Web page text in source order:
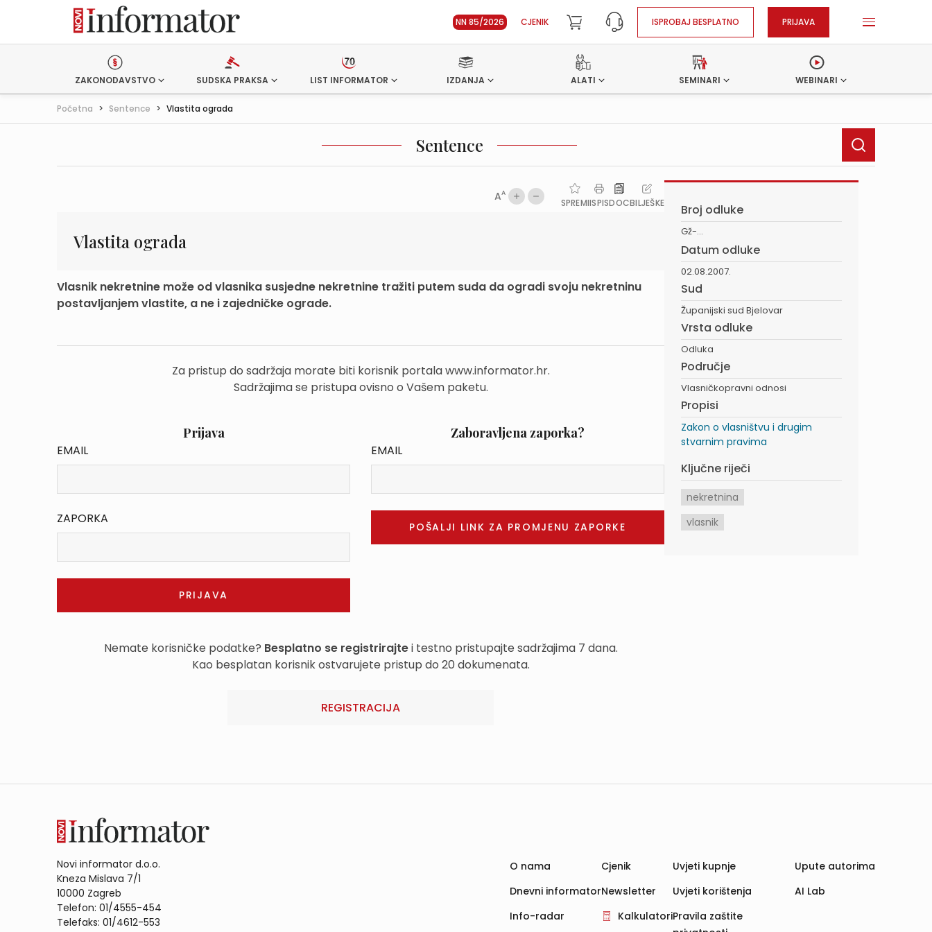
NN 85/2026 CJENIK ISPROBAJ BESPLATNO PRIJAVA
ZAKONODAVSTVO SUDSKA PRAKSA LIST INFORMATOR IZDANJA ALATI SEMINARI WEBINARI
Početna > Sentence > Vlastita ograda
Sentence
AA
SPREMIISPISDOCBILJEŠKE
Vlastita ograda
Vlasnik nekretnine može od vlasnika susjedne nekretnine tražiti putem suda da ogradi svoju nekretninu
postavljanjem vlastite, a ne i zajedničke ograde.
Za pristup do sadržaja morate biti korisnik portala www.informator.hr.
Sadržajima se pristupa ovisno o Vašem paketu.
Prijava
EMAIL
ZAPORKA
Zaboravljena zaporka?
EMAIL
Nemate korisničke podatke? Besplatno se registrirajtei testno pristupajte sadržajima 7 dana.
Kao besplatan korisnik ostvarujete pristup do 20 dokumenata.
REGISTRACIJA
Broj odluke
Gž-...
Datum odluke
02.08.2007.
Sud
Županijski sud Bjelovar
Vrsta odluke
Odluka
Područje
Vlasničkopravni odnosi
Propisi
Zakon o vlasništvu i drugim
stvarnim pravima
Ključne riječi
nekretnina
vlasnik
Novi informator d.o.o.
Kneza Mislava 7/1
10000 Zagreb
Telefon: 01/4555-454
Telefaks: 01/4612-553
O nama
Dnevni informator
Info-radar
Cjenik
Newsletter
Kalkulatori
Uvjeti kupnje
Uvjeti korištenja
Pravila zaštite
Upute autorima
AI Lab